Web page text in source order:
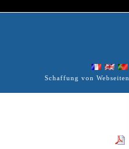
Schaffung von Webseiten